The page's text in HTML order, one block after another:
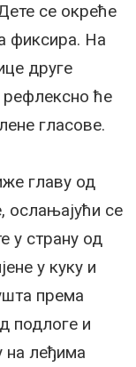
се окреће
фиксира. На
друге
рефлексно ће
гласове.
главу од
ослањајући се
у страну од
у куку и
према
подлоге и
на леђима